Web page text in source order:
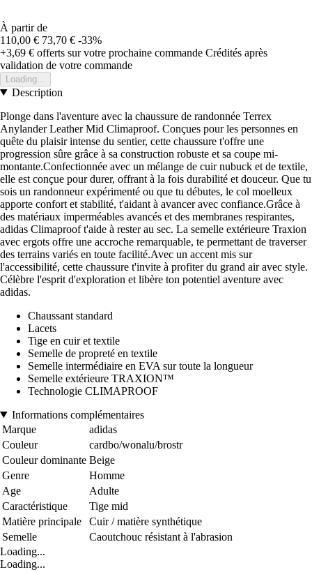
À partir de
110,00 € 73,70 € -33%
+3,69 € offerts sur votre prochaine commande Crédités après
validation de votre commande
Loading...
Description
Plonge dans l'aventure avec la chaussure de randonnée Terrex
Anylander Leather Mid Climaproof. Conçues pour les personnes en
quête du plaisir intense du sentier, cette chaussure t'offre une
progression sûre grâce à sa construction robuste et sa coupe mi-
montante.Confectionnée avec un mélange de cuir nubuck et de textile,
elle est conçue pour durer, offrant à la fois durabilité et douceur. Que tu
sois un randonneur expérimenté ou que tu débutes, le col moelleux
apporte confort et stabilité, t'aidant à avancer avec confiance.Grâce à
des matériaux imperméables avancés et des membranes respirantes,
adidas Climaproof t'aide à rester au sec. La semelle extérieure Traxion
avec ergots offre une accroche remarquable, te permettant de traverser
des terrains variés en toute facilité.Avec un accent mis sur
l'accessibilité, cette chaussure t'invite à profiter du grand air avec style.
Célèbre l'esprit d'exploration et libère ton potentiel aventure avec
adidas.
Chaussant standard
Lacets
Tige en cuir et textile
Semelle de propreté en textile
Semelle intermédiaire en EVA sur toute la longueur
Semelle extérieure TRAXION™
Technologie CLIMAPROOF
Informations complémentaires
Marque
adidas
Couleur
cardbo/wonalu/brostr
Couleur dominante Beige
Genre
Homme
Age
Adulte
Caractéristique
Tige mid
Matière principale
Cuir / matière synthétique
Semelle
Caoutchouc résistant à l'abrasion
Loading...
Loading...